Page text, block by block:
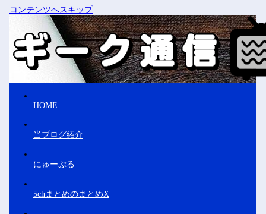
コンテンツへスキップ
HOME
当ブログ紹介
にゅーぷる
5chまとめのまとめX